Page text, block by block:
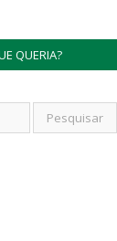
QUERIA?